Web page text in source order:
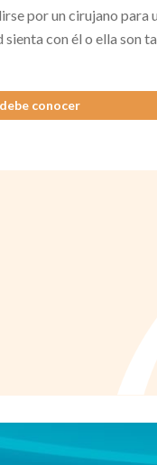
por un cirujano para
con él o ella son
conocer